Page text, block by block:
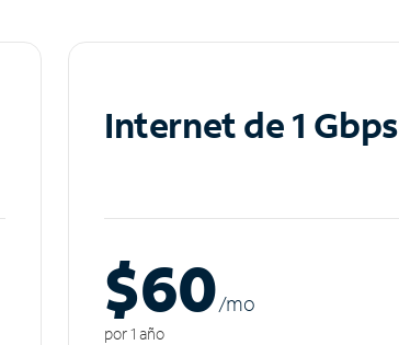
Internet de 1 Gbps
$60/mo
por 1 año